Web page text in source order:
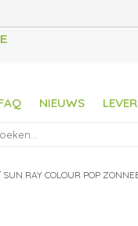
NIEUWS
SUN RAY COLOUR POP